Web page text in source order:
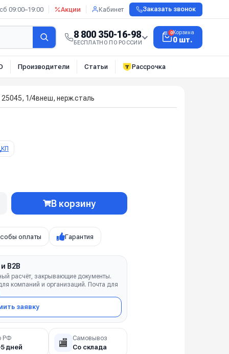
09:00–19:00 Акции Кабинет Заказать звонок
8 800 350-16-98
БЕСПЛАТНО ПО РОССИИ
0Корзина
0 шт.
Производители Статьи Рассрочка
1/4внеш, нерж.сталь
КП
В корзину
оплаты Гарантия
B2B
расчёт, закрывающие документы.
компаний и организаций. Почта для
заявку
РФ
дней 🏬 Самовывоз
Со склада